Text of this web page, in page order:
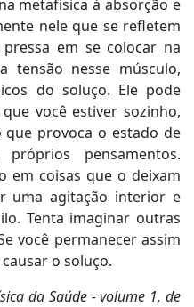
metafísica à absorção e
nele que se refletem
em se colocar na
tensão nesse músculo,
do soluço. Ele pode
você estiver sozinho,
que provoca o estado de
pensamentos.
em coisas que o deixam
uma agitação interior e
Tenta imaginar outras
você permanecer assim
o soluço.
da Saúde - volume 1, de